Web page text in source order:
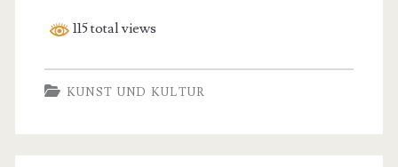
115 total views
KUNST UND KULTUR